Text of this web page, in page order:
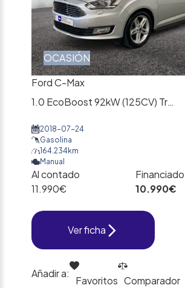
OCASIÓN
Ford C-Max
1.0 EcoBoost 92kW (125CV) Trend+
2018-07-24
Gasolina
164.234km
Manual
Al contado
11.990€
Financiado
10.990€
Ver ficha
Añadir a:
Favoritos Comparador